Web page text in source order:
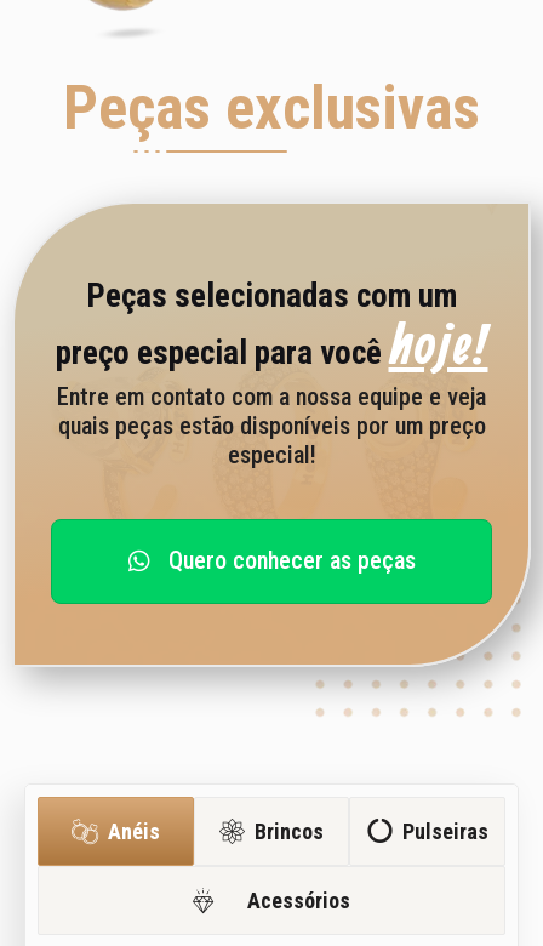
Peças exclusivas
Peças selecionadas com um
preço especial para vocêhoje!
Entre em contato com a nossa equipe e veja
quais peças estão disponíveis por um preço
especial!
Quero conhecer as peças
Anéis Brincos Pulseiras
Acessórios